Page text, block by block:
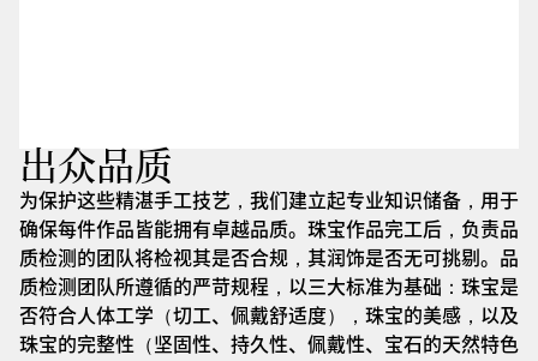
出众品质
为保护这些精湛手工技艺，我们建立起专业知识储备，用于
确保每件作品皆能拥有卓越品质。珠宝作品完工后，负责品
质检测的团队将检视其是否合规，其润饰是否无可挑剔。品
质检测团队所遵循的严苛规程，以三大标准为基础：珠宝是
否符合人体工学（切工、佩戴舒适度），珠宝的美感，以及
珠宝的完整性（坚固性、持久性、佩戴性、宝石的天然特色